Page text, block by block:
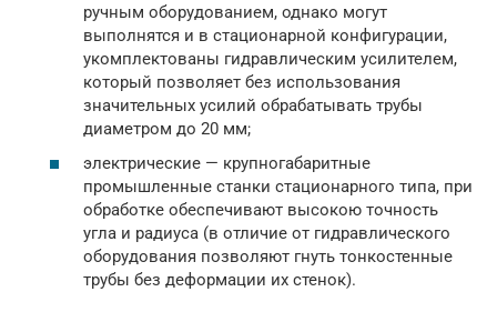
ручным оборудованием, однако могут
выполнятся и в стационарной конфигурации,
укомплектованы гидравлическим усилителем,
который позволяет без использования
значительных усилий обрабатывать трубы
диаметром до 20 мм;
электрические — крупногабаритные
промышленные станки стационарного типа, при
обработке обеспечивают высокою точность
угла и радиуса (в отличие от гидравлического
оборудования позволяют гнуть тонкостенные
трубы без деформации их стенок).